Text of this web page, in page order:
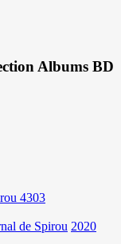
Albums BD
4303
de Spirou 2020